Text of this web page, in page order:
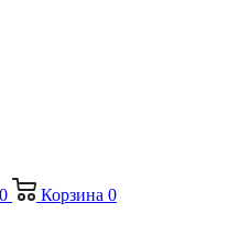
0 Корзина 0